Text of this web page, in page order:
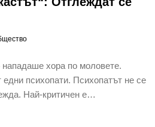
хора по моловете.
психопати. Психопатът не се
Най-критичен е…